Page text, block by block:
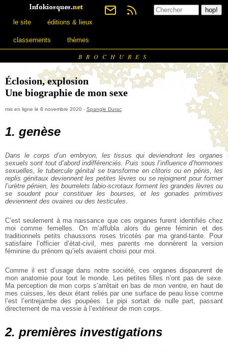
le site éditions & lieux
classements thèmes
BROCHURES
Éclosion, explosion
Une biographie de mon sexe
mis en ligne le 8 novembre 2020 - Spangle Durac
1. genèse
Dans le corps d’un embryon, les tissus qui deviendront les organes
sexuels sont tout d’abord indifférenciés. Puis sous l’influence d’hormones
sexuelles, le tubercule génital se transforme en clitoris ou en pénis, les
replis génitaux deviennent les petites lèvres ou se rejoignent pour former
l’urètre pénien, les bourrelets labio-scrotaux forment les grandes lèvres ou
se soudent pour constituer les bourses, et les gonades primitives
deviennent des ovaires ou des testicules.
C’est seulement à ma naissance que ces organes furent identifiés chez
moi comme femelles. On m’affubla alors du genre féminin et des
traditionnels petits chaussons roses tricotés par ma grand-tante. Pour
satisfaire l’officier d’état-civil, mes parents me donnèrent la version
féminine du prénom qu’iels avaient choisi pour moi.
Comme il est d’usage dans notre société, ces organes disparurent de
mon anatomie pour tout le monde. Les petites filles n’ont pas de sexe.
Ma perception de mon corps s’arrêtait en bas de mon ventre, en haut de
mes cuisses, les deux étant reliés par une surface de peau lisse comme
l’est l’entrejambe des poupées. Le pipi sortait de nulle part, passant
directement de ma vessie à l‘extérieur de mon corps.
2. premières investigations